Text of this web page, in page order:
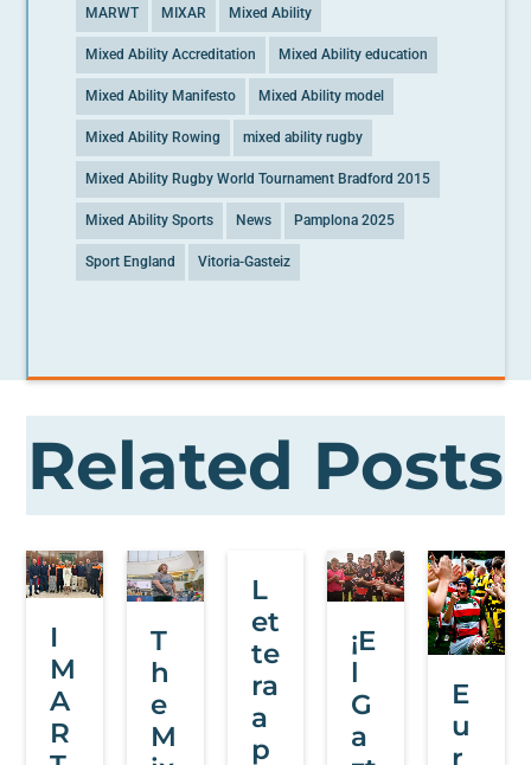
MARWT MIXAR Mixed Ability
Mixed Ability Accreditation Mixed Ability education
Mixed Ability Manifesto Mixed Ability model
Mixed Ability Rowing mixed ability rugby
Mixed Ability Rugby World Tournament Bradford 2015
Mixed Ability Sports News Pamplona 2025
Sport England Vitoria-Gasteiz
Related Posts
I
M
A
R
T
h
e
M
L
et
te
ra
a
p
¡E
l
G
a
E
u
r